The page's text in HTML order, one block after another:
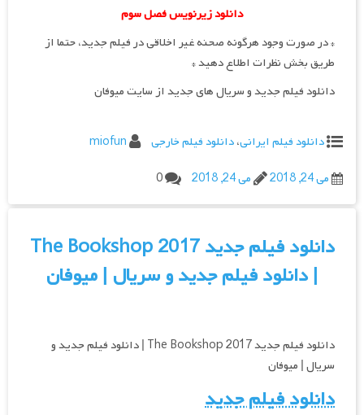
دانلود زیرنویس فصل سوم
* در صورت وجود هرگونه صحنه غیر اخلاقی در فیلم جدید، حتما از
طریق بخش نظرات اطلاع دهید *
دانلود فیلم جدید و سریال های جدید از سایت میوفان
دانلود فیلم ایرانی،دانلود فیلم خارجی
miofun
می 24, 2018
می 24, 2018 0
دانلود فیلم جدید The Bookshop 2017
| دانلود فیلم جدید و سریال | میوفان
دانلود فیلم جدید The Bookshop 2017 | دانلود فیلم جدید و
سریال | میوفان
دانلود فیلم جدید